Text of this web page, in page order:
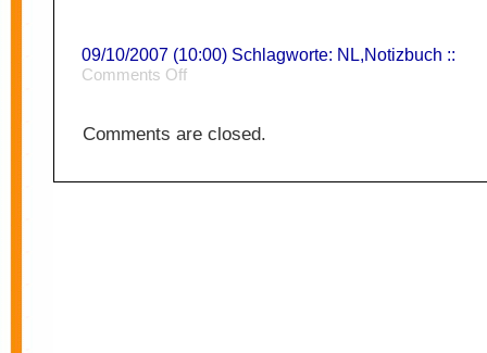
09/10/2007 (10:00) Schlagworte: NL,Notizbuch ::
Comments Offon
Comments are closed.